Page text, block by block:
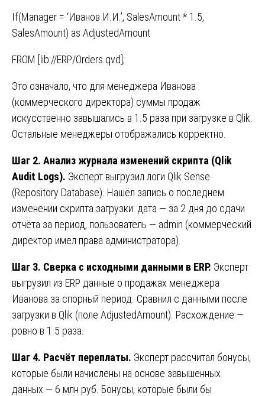
If(Manager = ‘Иванов И.И.’, SalesAmount * 1.5,
SalesAmount) as AdjustedAmount
FROM [lib://ERP/Orders.qvd];
Это означало, что для менеджера Иванова
(коммерческого директора) суммы продаж
искусственно завышались в 1.5 раза при загрузке в Qlik.
Остальные менеджеры отображались корректно.
Шаг 2. Анализ журнала изменений скрипта (Qlik
Audit Logs). Эксперт выгрузил логи Qlik Sense
(Repository Database). Нашёл запись о последнем
изменении скрипта загрузки: дата — за 2 дня до сдачи
отчёта за период, пользователь — admin (коммерческий
директор имел права администратора).
Шаг 3. Сверка с исходными данными в ERP. Эксперт
выгрузил из ERP данные о продажах менеджера
Иванова за спорный период. Сравнил с данными после
загрузки в Qlik (поле AdjustedAmount). Расхождение —
ровно в 1.5 раза.
Шаг 4. Расчёт переплаты. Эксперт рассчитал бонусы,
которые были начислены на основе завышенных
данных — 6 млн руб. Бонусы, которые были бы